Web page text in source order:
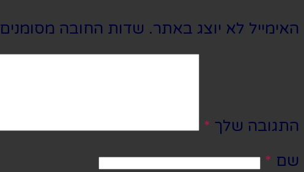
האימייל לא יוצג באתר. שדות החובה מסומנים
התגובה שלך *
שם *